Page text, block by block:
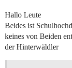
Hallo Leute
Beides ist
keines von Beiden
der Hinterwäldler